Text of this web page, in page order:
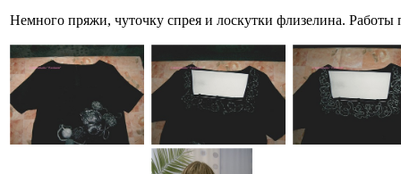
Немного пряжи, чуточку спрея и лоскутки флизелина. Работы